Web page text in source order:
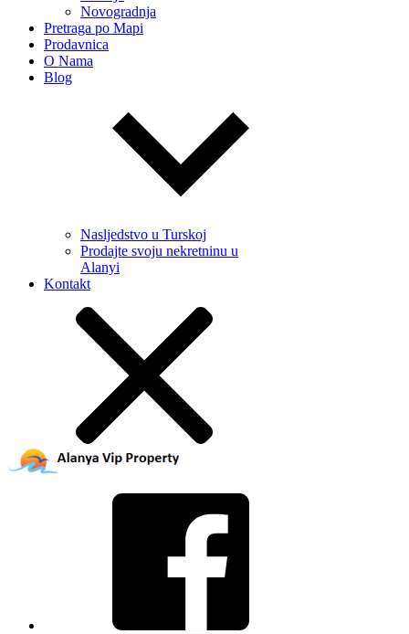
Novogradnja
Pretraga po Mapi
Prodavnica
O Nama
Blog
Nasljedstvo u Turskoj
Prodajte svoju nekretninu u
Alanyi
Kontakt